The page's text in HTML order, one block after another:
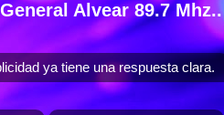
Alvear 89.7 Mhz..
ya tiene una respuesta clara.